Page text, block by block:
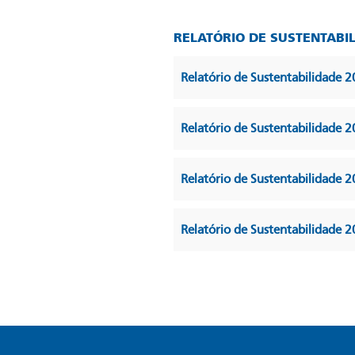
RELATÓRIO DE
Relatório de Sustentabilidade
Relatório de Sustentabilidade
Relatório de Sustentabilidade
Relatório de Sustentabilidade